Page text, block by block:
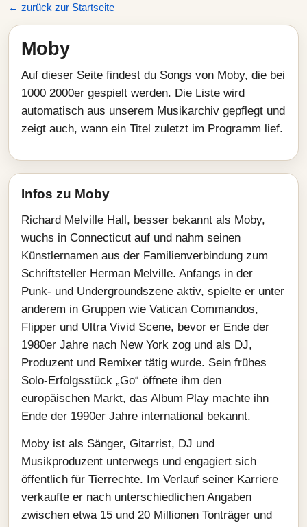
← zurück zur Startseite
Moby
Auf dieser Seite findest du Songs von Moby, die bei
1000 2000er gespielt werden. Die Liste wird
automatisch aus unserem Musikarchiv gepflegt und
zeigt auch, wann ein Titel zuletzt im Programm lief.
Infos zu Moby
Richard Melville Hall, besser bekannt als Moby,
wuchs in Connecticut auf und nahm seinen
Künstlernamen aus der Familienverbindung zum
Schriftsteller Herman Melville. Anfangs in der
Punk- und Undergroundszene aktiv, spielte er unter
anderem in Gruppen wie Vatican Commandos,
Flipper und Ultra Vivid Scene, bevor er Ende der
1980er Jahre nach New York zog und als DJ,
Produzent und Remixer tätig wurde. Sein frühes
Solo-Erfolgsstück „Go“ öffnete ihm den
europäischen Markt, das Album Play machte ihn
Ende der 1990er Jahre international bekannt.
Moby ist als Sänger, Gitarrist, DJ und
Musikproduzent unterwegs und engagiert sich
öffentlich für Tierrechte. Im Verlauf seiner Karriere
verkaufte er nach unterschiedlichen Angaben
zwischen etwa 15 und 20 Millionen Tonträger und